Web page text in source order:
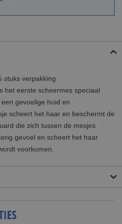
stuks verpakking
het eerste scheermes speciaal
gevoelige huid en
scheert het haar en beschermt de
die zich tussen de mesjes
gevoel en scheert het haar
voorkomen.